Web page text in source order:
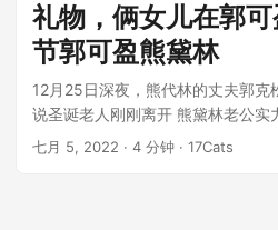
礼物，俩女儿在郭
节郭可盈熊黛林
12月25日深夜，熊代林的丈夫郭克
说圣诞老人刚刚离开 熊黛林老公实
物，俩女儿在郭可盈家跑得欢圣诞...
七月 5, 2022 · 4 分钟 · 17Cats